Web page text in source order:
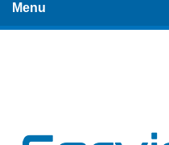
Menu